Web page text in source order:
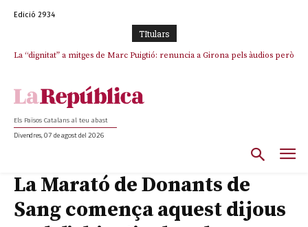
Edició 2934
TItulars
La “dignitat” a mitges de Marc Puigtió: renuncia a Girona pels àudios però
Junts exigeix que Catalunya quedi “fora” del repartiment dels menors
Els Països Catalans al teu abast
Divendres, 07 de agost del 2026
La Marató de Donants de
Sang comença aquest dijous